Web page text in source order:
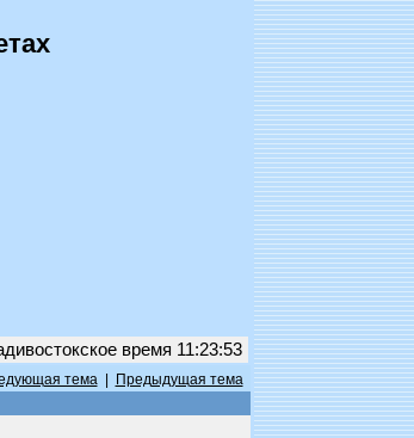
время 11:23:53
тема| Предыдущая тема